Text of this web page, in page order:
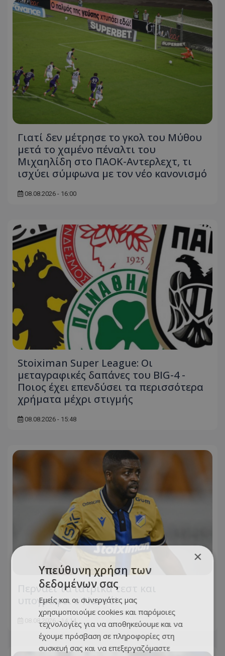
Γιατί δεν μέτρησε το γκολ του Μύθου
μετά το χαμένο πέναλτι του
Μιχαηλίδη στο ΠΑΟΚ-Αντερλεχτ, τι
ισχύει σύμφωνα με τον νέο κανονισμό
08.08.2026 - 16:00
Stoiximan Super League: Οι
μεταγραφικές δαπάνες του BIG-4 -
Ποιος έχει επενδύσει τα περισσότερα
χρήματα μέχρι στιγμής
08.08.2026 - 15:48
Περνάει τα ιατρικά τεστ και
υπογράφει ο Νανού!
08.08.2026 - 14:14
×
Υπεύθυνη χρήση των
δεδομένων σας
Εμείς και οι συνεργάτες μας
χρησιμοποιούμε cookies και παρόμοιες
τεχνολογίες για να αποθηκεύουμε και να
έχουμε πρόσβαση σε πληροφορίες στη
συσκευή σας και να επεξεργαζόμαστε